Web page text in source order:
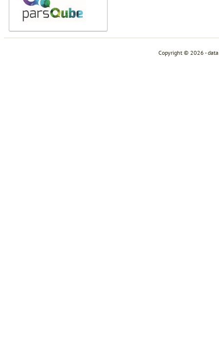
Copyright © 2026 -